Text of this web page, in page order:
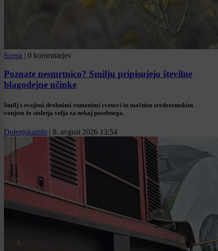
Scena | 0 komentarjev
Poznate nesmrtnico? Smilju pripisujejo številne
blagodejne učinke
Smilj s svojimi drobnimi rumenimi cvetovi in močnim sredozemskim
vonjem že stoletja velja za nekaj posebnega.
Dolenjskainfo | 8. avgust 2026 13:54